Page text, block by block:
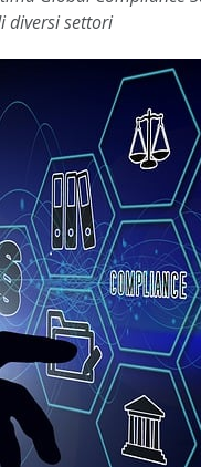
diversi settori